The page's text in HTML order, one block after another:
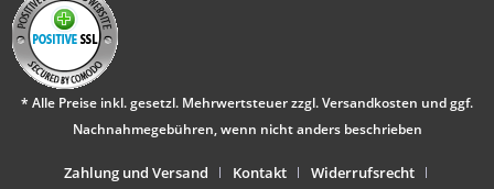
* Alle Preise inkl. gesetzl. Mehrwertsteuer zzgl.Versandkosten und ggf.
Nachnahmegebühren, wenn nicht anders beschrieben
Zahlung und Versand Kontakt Widerrufsrecht